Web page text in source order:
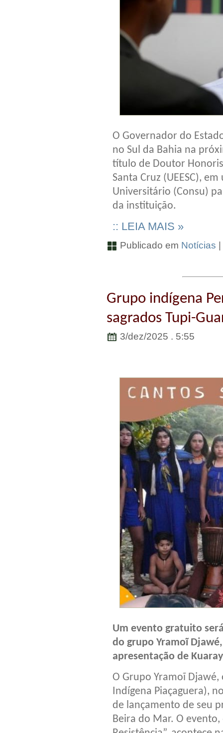
O Governador do
no Sul da Bahia na
título de Doutor
Santa Cruz (UEESC),
Universitário (Consu)
da instituição.
:: LEIA MAIS »
Publicado em Notícias
Grupo indígena
sagrados Tupi-
3/dez/2025 . 5:55
Um evento gratuito
do grupo Yramoĩ
apresentação de Kuaray
O Grupo Yramoĩ
Indígena Piaçaguera),
de lançamento de seu
Beira do Mar. O